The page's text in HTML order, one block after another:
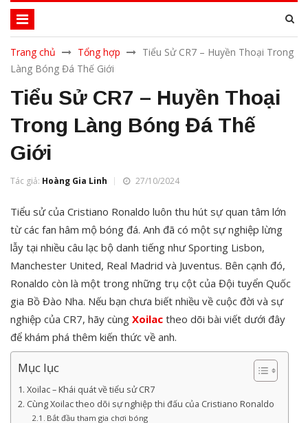
Trang chủ Tổng hợp
Tiểu Sử CR7 – Huyền Thoại Trong
Làng Bóng Đá Thế Giới
Tiểu Sử CR7 – Huyền Thoại
Trong Làng Bóng Đá Thế
Giới
Tác giả: Hoàng Gia Linh 27/10/2024
Tiểu sử của Cristiano Ronaldo luôn thu hút sự quan tâm lớn
từ các fan hâm mộ bóng đá. Anh đã có một sự nghiệp lừng
lẫy tại nhiều câu lạc bộ danh tiếng như Sporting Lisbon,
Manchester United, Real Madrid và Juventus. Bên cạnh đó,
Ronaldo còn là một trong những trụ cột của Đội tuyển Quốc
gia Bồ Đào Nha. Nếu bạn chưa biết nhiều về cuộc đời và sự
nghiệp của CR7, hãy cùng Xoilac theo dõi bài viết dưới đây
để khám phá thêm kiến thức về anh.
Mục lục
Xoilac – Khái quát về tiểu sử CR7
Cùng Xoilac theo dõi sự nghiệp thi đấu của Cristiano Ronaldo
Bắt đầu tham gia chơi bóng